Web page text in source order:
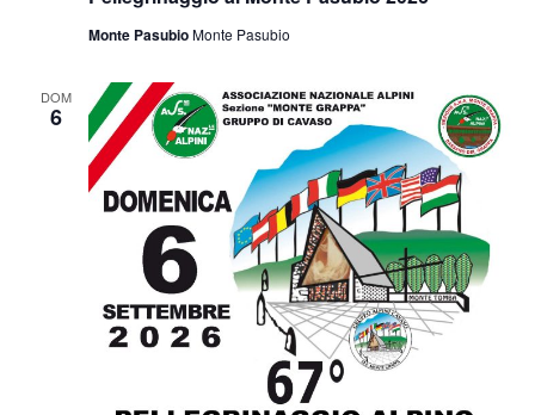
Monte PasubioMonte Pasubio
DOM
6